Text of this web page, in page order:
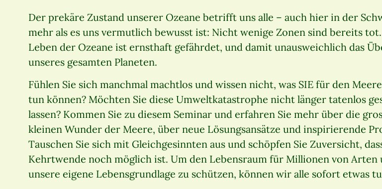
Der prekäre Zustand unserer Ozeane betrifft uns alle – auch hier in der
mehr als es uns vermutlich bewusst ist: Nicht wenige Zonen sind bereits tot.
Leben der Ozeane ist ernsthaft gefährdet, und damit unausweichlich das
unseres gesamten Planeten.
Fühlen Sie sich manchmal machtlos und wissen nicht, was SIE für den
tun können? Möchten Sie diese Umweltkatastrophe nicht länger tatenlos
lassen? Kommen Sie zu diesem Seminar und erfahren Sie mehr über die
kleinen Wunder der Meere, über neue Lösungsansätze und inspirierende
Tauschen Sie sich mit Gleichgesinnten aus und schöpfen Sie Zuversicht,
Kehrtwende noch möglich ist. Um den Lebensraum für Millionen von Arten
unsere eigene Lebensgrundlage zu schützen, können wir alle sofort etwas